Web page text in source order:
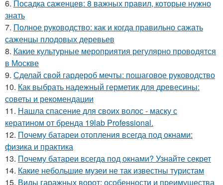
6. Посадка саженцев: 8 важных правил, которые нужно
знать
7. Полное руководство: как и когда правильно сажать
саженцы плодовых деревьев
8. Какие культурные мероприятия регулярно проводятся
в Москве
9. Сделай свой гардероб мечты: пошаговое руководство
10. Как выбрать надежный герметик для древесины:
советы и рекомендации
11. Нашла спасение для своих волос - маску с
кератином от бренда 19lab Professional.
12. Почему батареи отопления всегда под окнами:
физика и практика
13. Почему батареи всегда под окнами? Узнайте секрет
14. Какие небольшие музеи не так известны туристам
15. Виды гаражных ворот: особенности и преимущества